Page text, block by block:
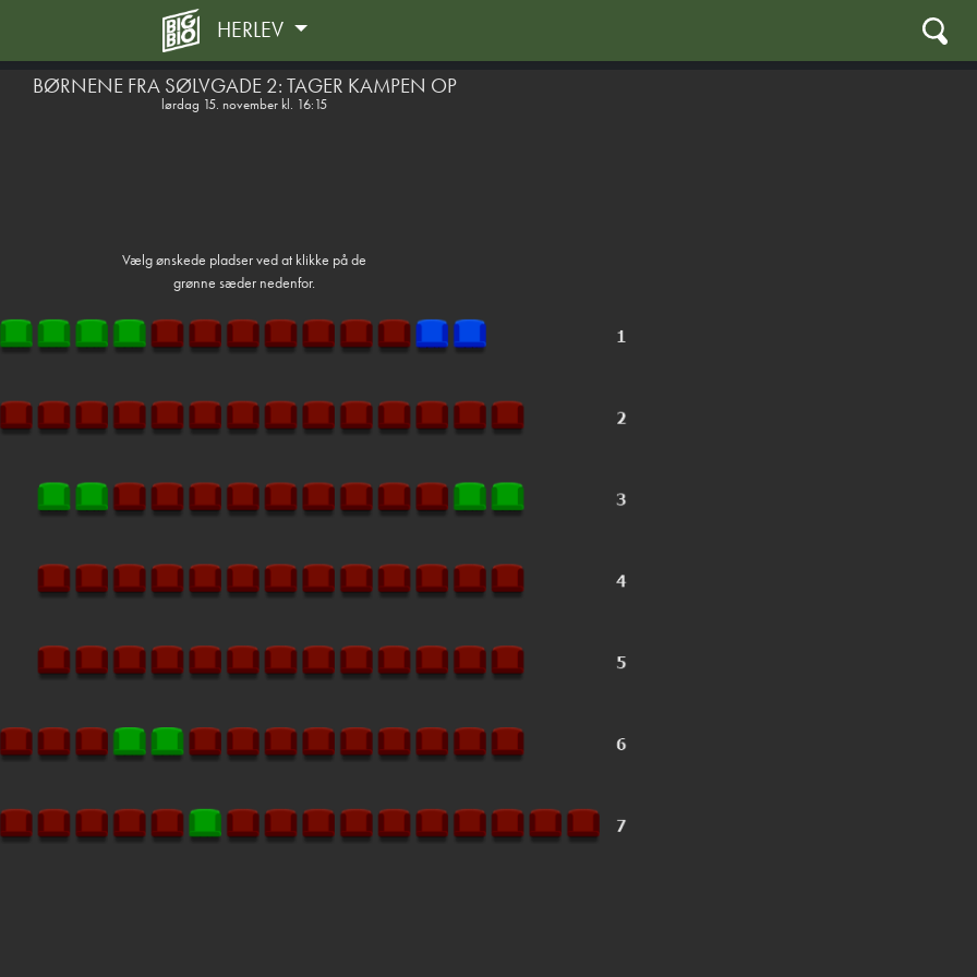
HERLEV
BØRNENE FRA SØLVGADE 2: TAGER KAMPEN OP
lørdag 15. november kl. 16:15
Vælg ønskede pladser ved at klikke på de
grønne sæder nedenfor.
front05-temp 040229